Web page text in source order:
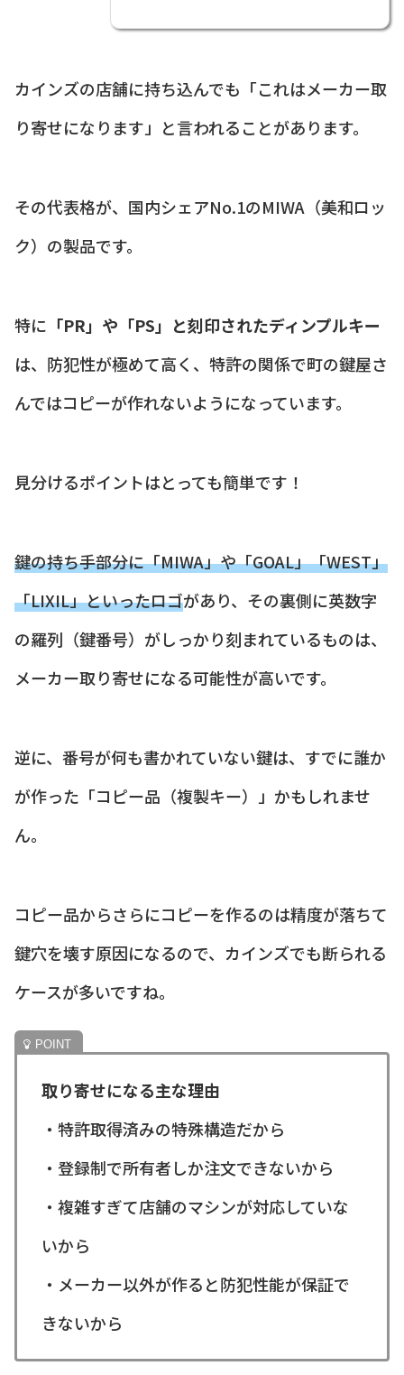
カインズの店舗に持ち込んでも「これはメーカー取
り寄せになります」と言われることがあります。
その代表格が、国内シェアNo.1のMIWA（美和ロッ
ク）の製品です。
特に 「PR」や「PS」と刻印されたディンプルキー
は、防犯性が極めて高く、特許の関係で町の鍵屋さ
んではコピーが作れないようになっています。
見分けるポイントはとっても簡単です！
鍵の持ち手部分に「MIWA」や「GOAL」「WEST」
「LIXIL」といったロゴがあり、その裏側に英数字
の羅列（鍵番号）がしっかり刻まれているものは、
メーカー取り寄せになる可能性が高いです。
逆に、番号が何も書かれていない鍵は、すでに誰か
が作った「コピー品（複製キー）」かもしれませ
ん。
コピー品からさらにコピーを作るのは精度が落ちて
鍵穴を壊す原因になるので、カインズでも断られる
ケースが多いですね。
取り寄せになる主な理由
・特許取得済みの特殊構造だから
・登録制で所有者しか注文できないから
・複雑すぎて店舗のマシンが対応していな
いから
・メーカー以外が作ると防犯性能が保証で
きないから